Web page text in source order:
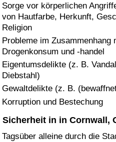
Sorge vor körperlichen
von Hautfarbe, Herkunft,
Religion
Probleme im Zusammenhang
Drogenkonsum und -handel
Eigentumsdelikte (z. B.
Diebstahl)
Gewaltdelikte (z. B.
Korruption und Bestechung
Sicherheit in in Cornwall,
Tagsüber alleine durch die
Gesundheitsversorgungs-
Umweltverschmutzung
Umweltverschmutzungs-
Verschmutzungsindex
Umweltverschmutzungs-
Verkehr